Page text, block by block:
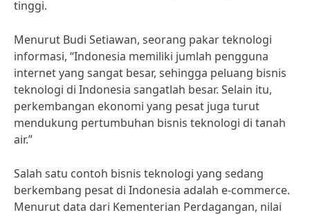
tinggi.
Menurut Budi Setiawan, seorang pakar teknologi
informasi, “Indonesia memiliki jumlah pengguna
internet yang sangat besar, sehingga peluang bisnis
teknologi di Indonesia sangatlah besar. Selain itu,
perkembangan ekonomi yang pesat juga turut
mendukung pertumbuhan bisnis teknologi di tanah
air.”
Salah satu contoh bisnis teknologi yang sedang
berkembang pesat di Indonesia adalah e-commerce.
Menurut data dari Kementerian Perdagangan, nilai